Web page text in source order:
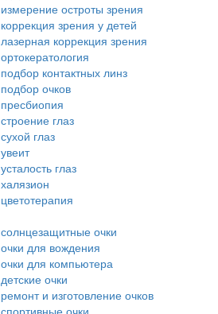
измерение остроты зрения
коррекция зрения у детей
лазерная коррекция зрения
ортокератология
подбор контактных линз
подбор очков
пресбиопия
строение глаз
сухой глаз
увеит
усталость глаз
халязион
цветотерапия
солнцезащитные очки
очки для вождения
очки для компьютера
детские очки
ремонт и изготовление очков